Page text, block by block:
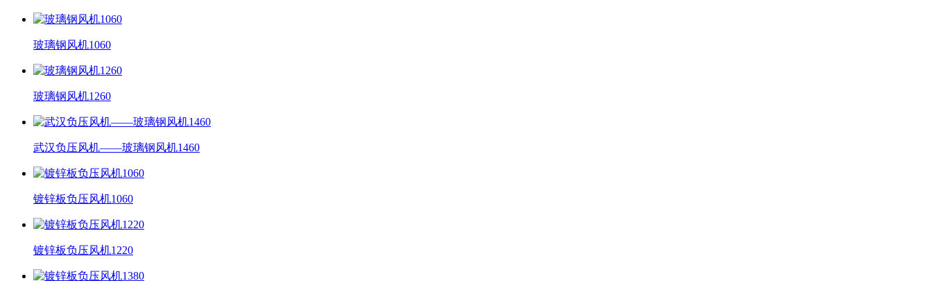
玻璃钢风机1060
玻璃钢风机1260
武汉负压风机——玻璃钢风机1460
镀锌板负压风机1060
镀锌板负压风机1220